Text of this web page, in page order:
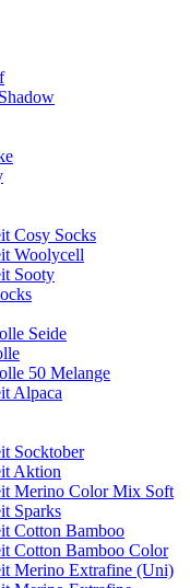
Cosy Socks
Woolycell
Sooty
Seide
50 Melange
Alpaca
Socktober
Aktion
Merino Color Mix Soft
Sparks
Cotton Bamboo
Cotton Bamboo Color
Merino Extrafine (Uni)